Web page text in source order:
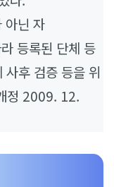
아닌 자
등록된 단체 등
사후 검증 등을 위
정 2009. 12.